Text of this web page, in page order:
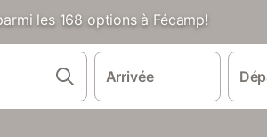
les 168 options à Fécamp!
Arrivée